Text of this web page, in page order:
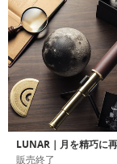
販売終了